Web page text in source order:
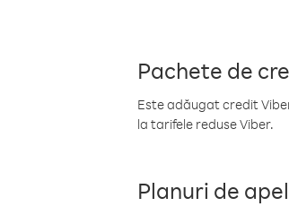
Pachete de
Este adăugat credit
la tarifele reduse Viber.
Planuri de